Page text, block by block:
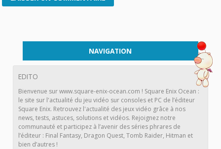
NAVIGATION
EDITO
Bienvenue sur www.square-enix-ocean.com ! Square Enix Ocean :
le site sur l'actualité du jeu vidéo sur consoles et PC de l’éditeur
Square Enix. Retrouvez l'actualité des jeux vidéo grâce à nos
news, tests, astuces, solutions et vidéos. Rejoignez notre
communauté et participez à l’avenir des séries phrares de
l’éditeur : Final Fantasy, Dragon Quest, Tomb Raider, Hitman et
bien d’autres !